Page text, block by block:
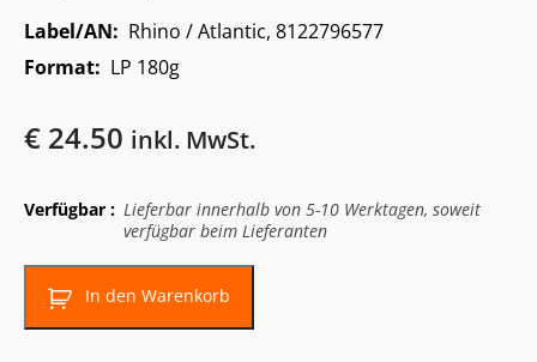
Label/AN: Rhino / Atlantic, 8122796577
Format: LP 180g
€ 24.50 inkl. MwSt.
Verfügbar : Lieferbar innerhalb von 5-10 Werktagen, soweit
verfügbar beim Lieferanten
In den Warenkorb